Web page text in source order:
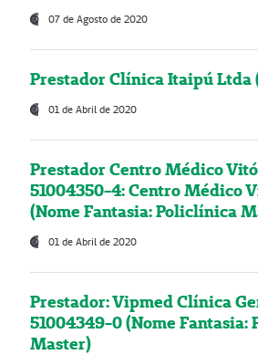
07 de Agosto de 2020
Prestador Clínica Itaipú Ltda
01 de Abril de 2020
Prestador Centro Médico
51004350-4: Centro Médico
(Nome Fantasia: Policlínica
01 de Abril de 2020
Prestador: Vipmed Clínica
51004349-0 (Nome Fantasia:
Master)